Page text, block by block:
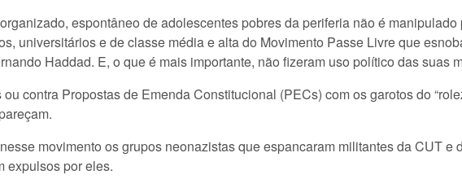
espontâneo de adolescentes pobres da periferia não é
universitários e de classe média e alta do Movimento Passe Livre que
Haddad. E, o que é mais importante, não fizeram uso político das suas
contra Propostas de Emenda Constitucional (PECs) com os garotos do
movimento os grupos neonazistas que espancaram militantes da CUT e
expulsos por eles.